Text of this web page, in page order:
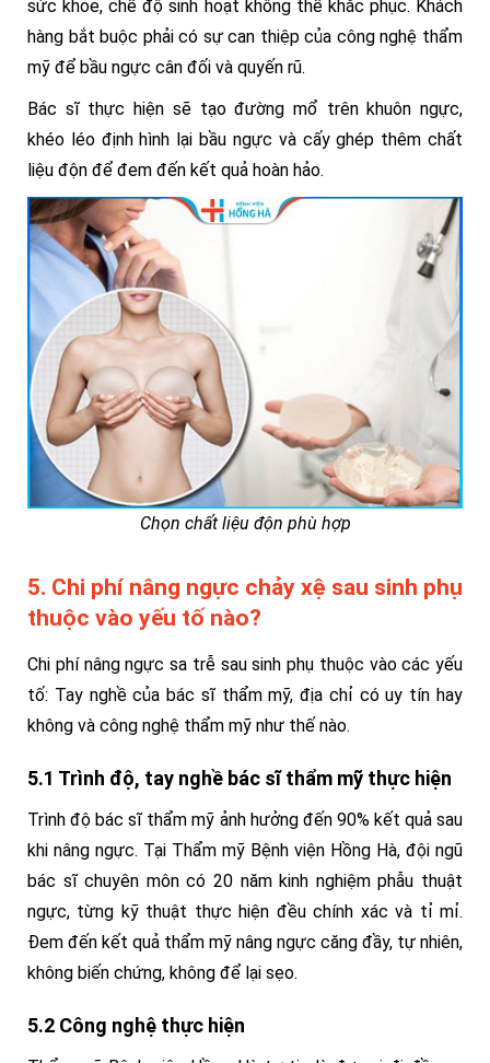
sức khỏe, chế độ sinh hoạt không thể khắc phục. Khách
hàng bắt buộc phải có sự can thiệp của công nghệ thẩm
mỹ để bầu ngực cân đối và quyến rũ.
Bác sĩ thực hiện sẽ tạo đường mổ trên khuôn ngực,
khéo léo định hình lại bầu ngực và cấy ghép thêm chất
liệu độn để đem đến kết quả hoàn hảo.
Chọn chất liệu độn phù hợp
5. Chi phí nâng ngực chảy xệ sau sinh phụ
thuộc vào yếu tố nào?
Chi phí nâng ngực sa trễ sau sinh phụ thuộc vào các yếu
tố: Tay nghề của bác sĩ thẩm mỹ, địa chỉ có uy tín hay
không và công nghệ thẩm mỹ như thế nào.
5.1 Trình độ, tay nghề bác sĩ thẩm mỹ thực hiện
Trình độ bác sĩ thẩm mỹ ảnh hưởng đến 90% kết quả sau
khi nâng ngực. Tại Thẩm mỹ Bệnh viện Hồng Hà, đội ngũ
bác sĩ chuyên môn có 20 năm kinh nghiệm phẫu thuật
ngực, từng kỹ thuật thực hiện đều chính xác và tỉ mỉ.
Đem đến kết quả thẩm mỹ nâng ngực căng đầy, tự nhiên,
không biến chứng, không để lại sẹo.
5.2 Công nghệ thực hiện